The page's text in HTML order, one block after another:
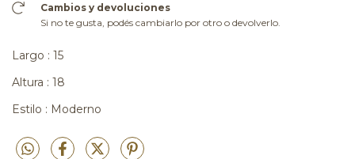
Cambios y devoluciones
Si no te gusta, podés cambiarlo por otro o devolverlo.
Largo : 15
Altura : 18
Estilo : Moderno